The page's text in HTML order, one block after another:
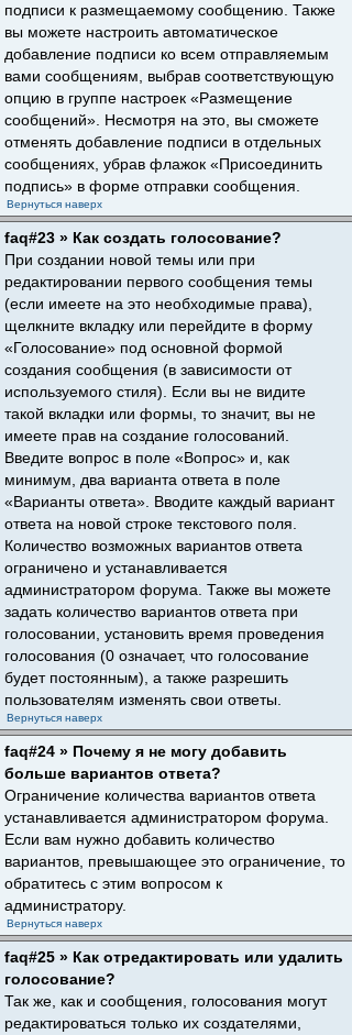
подписи к размещаемому сообщению. Также
вы можете настроить автоматическое
добавление подписи ко всем отправляемым
вами сообщениям, выбрав соответствующую
опцию в группе настроек «Размещение
сообщений». Несмотря на это, вы сможете
отменять добавление подписи в отдельных
сообщениях, убрав флажок «Присоединить
подпись» в форме отправки сообщения.
Вернуться наверх
faq#23 » Как создать голосование?
При создании новой темы или при
редактировании первого сообщения темы
(если имеете на это необходимые права),
щелкните вкладку или перейдите в форму
«Голосование» под основной формой
создания сообщения (в зависимости от
используемого стиля). Если вы не видите
такой вкладки или формы, то значит, вы не
имеете прав на создание голосований.
Введите вопрос в поле «Вопрос» и, как
минимум, два варианта ответа в поле
«Варианты ответа». Вводите каждый вариант
ответа на новой строке текстового поля.
Количество возможных вариантов ответа
ограничено и устанавливается
администратором форума. Также вы можете
задать количество вариантов ответа при
голосовании, установить время проведения
голосования (0 означает, что голосование
будет постоянным), а также разрешить
пользователям изменять свои ответы.
Вернуться наверх
faq#24 » Почему я не могу добавить
больше вариантов ответа?
Ограничение количества вариантов ответа
устанавливается администратором форума.
Если вам нужно добавить количество
вариантов, превышающее это ограничение, то
обратитесь с этим вопросом к
администратору.
Вернуться наверх
faq#25 » Как отредактировать или удалить
голосование?
Так же, как и сообщения, голосования могут
редактироваться только их создателями,